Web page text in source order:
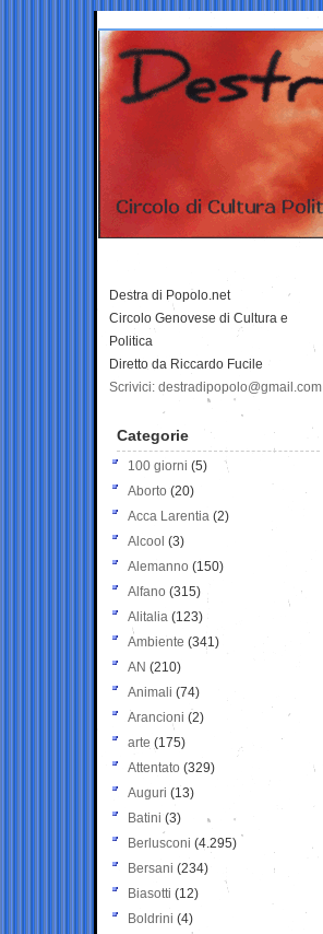
Destra di Popolo.net
Circolo Genovese di Cultura e
Politica
Diretto da Riccardo Fucile
Scrivici: destradipopolo@gmail.com
Categorie
100 giorni (5)
Aborto (20)
Acca Larentia (2)
Alcool (3)
Alemanno (150)
Alfano (315)
Alitalia (123)
Ambiente (341)
AN (210)
Animali (74)
Arancioni (2)
arte (175)
Attentato (329)
Auguri (13)
Batini (3)
Berlusconi (4.295)
Bersani (234)
Biasotti (12)
Boldrini (4)